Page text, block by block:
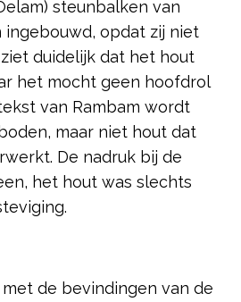
steunbalken van
opdat zij niet
duidelijk dat het hout
het mocht geen hoofdrol
van Rambam wordt
maar niet hout dat
De nadruk bij de
het hout was slechts
de bevindingen van de